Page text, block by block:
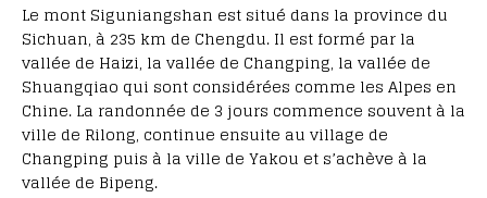
Le mont Siguniangshan est situé dans la province du
Sichuan, à 235 km de Chengdu. Il est formé par la
vallée de Haizi, la vallée de Changping, la vallée de
Shuangqiao qui sont considérées comme les Alpes en
Chine. La randonnée de 3 jours commence souvent à la
ville de Rilong, continue ensuite au village de
Changping puis à la ville de Yakou et s’achève à la
vallée de Bipeng.